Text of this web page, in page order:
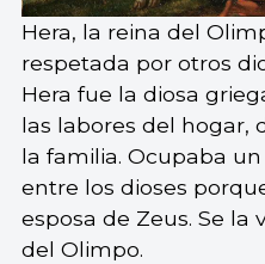
Hera, la reina del
respetada por otros
Hera fue la diosa
las labores del hogar,
la familia. Ocupaba
entre los dioses
esposa de Zeus. Se la
del Olimpo.